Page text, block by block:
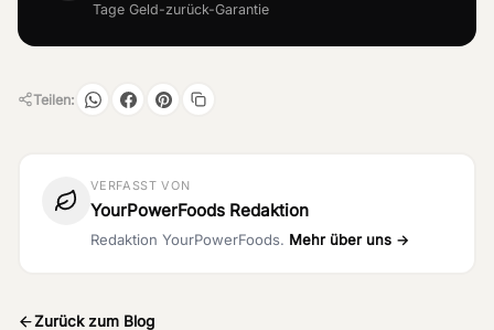
Tage Geld-zurück-Garantie
Teilen:
VERFASST VON
YourPowerFoods Redaktion
Redaktion YourPowerFoods. Mehr über uns →
Zurück zum Blog